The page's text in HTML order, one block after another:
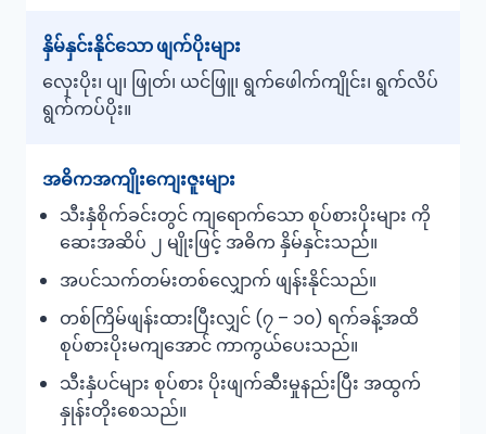
နှိမ်နှင်းနိုင်သော ဖျက်ပိုးများ
လှေးပိုး၊ ပျ၊ ဖြုတ်၊ ယင်ဖြူ၊ ရွက်ဖေါက်ကျိုင်း၊ ရွက်လိပ်
ရွက်ကပ်ပိုး။
အဓိကအကျိုးကျေးဇူးများ
သီးနှံစိုက်ခင်းတွင် ကျရောက်သော စုပ်စားပိုးများ ကို
ဆေးအဆိပ် ၂ မျိုးဖြင့် အဓိက နှိမ်နှင်းသည်။
အပင်သက်တမ်းတစ်လျှောက် ဖျန်းနိုင်သည်။
တစ်ကြိမ်ဖျန်းထားပြီးလျှင် (၇ – ၁၀) ရက်ခန့်အထိ
စုပ်စားပိုးမကျအောင် ကာကွယ်ပေးသည်။
သီးနှံပင်များ စုပ်စား ပိုးဖျက်ဆီးမှုနည်းပြီး အထွက်
နှုန်းတိုးစေသည်။